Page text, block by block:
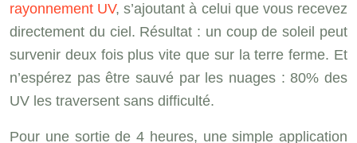
rayonnement UV, s’ajoutant à celui que vous recevez
directement du ciel. Résultat : un coup de soleil peut
survenir deux fois plus vite que sur la terre ferme. Et
n’espérez pas être sauvé par les nuages : 80% des
UV les traversent sans difficulté.
Pour une sortie de 4 heures, une simple application